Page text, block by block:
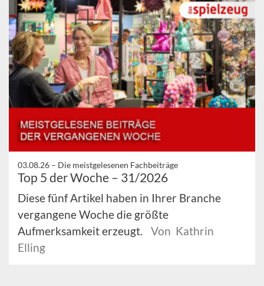
03.08.26 – Die meistgelesenen Fachbeiträge
Top 5 der Woche – 31/2026
Diese fünf Artikel haben in Ihrer Branche
vergangene Woche die größte
Aufmerksamkeit erzeugt.
Von Kathrin
Elling